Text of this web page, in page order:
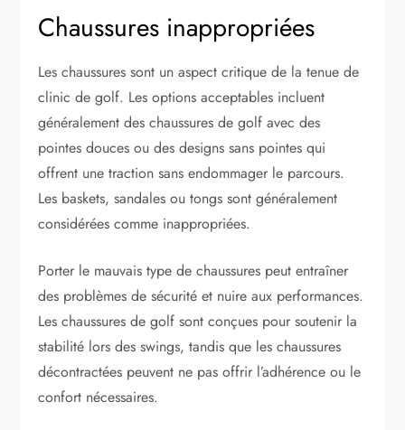
Chaussures inappropriées
Les chaussures sont un aspect critique de la tenue de
clinic de golf. Les options acceptables incluent
généralement des chaussures de golf avec des
pointes douces ou des designs sans pointes qui
offrent une traction sans endommager le parcours.
Les baskets, sandales ou tongs sont généralement
considérées comme inappropriées.
Porter le mauvais type de chaussures peut entraîner
des problèmes de sécurité et nuire aux performances.
Les chaussures de golf sont conçues pour soutenir la
stabilité lors des swings, tandis que les chaussures
décontractées peuvent ne pas offrir l’adhérence ou le
confort nécessaires.